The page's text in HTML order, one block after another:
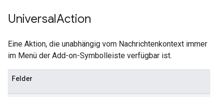
UniversalAction
Eine Aktion, die unabhängig vom Nachrichtenkontext immer
im Menü der Add-on-Symbolleiste verfügbar ist.
Felder